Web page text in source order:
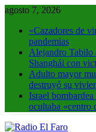
Saltar
contenido
agosto 7, 2026
«Cazadores de
pandemias
Alejandro Tabilo
Shanghái con
Adulto mayor
destruyó su
Israel
ocultaba «centro